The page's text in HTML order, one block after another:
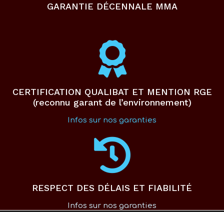
GARANTIE DÉCENNALE MMA
CERTIFICATION QUALIBAT ET MENTION RGE
(reconnu garant de l’environnement)
Infos sur nos garanties
RESPECT DES DÉLAIS ET FIABILITÉ
Infos sur nos garanties